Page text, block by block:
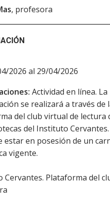
, profesora
2026 al 29/04/2026
Actividad en línea. La
se realizará a través de
del club virtual de lectura
del Instituto Cervantes.
estar en posesión de un
vigente.
Cervantes. Plataforma del